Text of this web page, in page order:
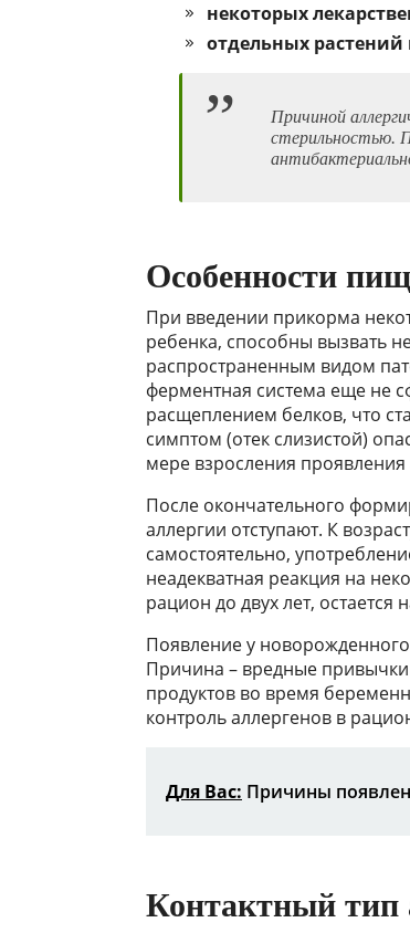
некоторых
отдельных растений
Причиной
стерильностью.
Особенности
При введении прикорма
ребенка, способны вызвать
распространенным видом
ферментная система еще не
расщеплением белков, что
симптом (отек слизистой)
мере взросления
После окончательного
аллергии отступают. К
самостоятельно,
неадекватная реакция на
рацион до двух лет, остается
Появление у
Причина – вредные
продуктов во время
контроль аллергенов в
Для Вас: Причины
Контактный тип